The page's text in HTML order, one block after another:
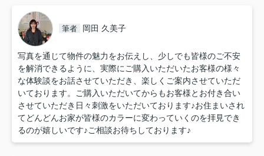
筆者 岡田 久美子
写真を通じて物件の魅力をお伝えし、少しでも皆様のご不安
を解消できるように、実際にご購入いただいたお客様の様々
な体験談をお話させていただき、楽しくご案内させていただ
いております。ご購入いただいてからもお客様とお付き合い
させていただき日々刺激をいただいております♪お住まいされ
てどんどんお家が皆様のカラーに変わっていくのを拝見でき
るのが嬉しいです♪ご相談お待ちしております♪